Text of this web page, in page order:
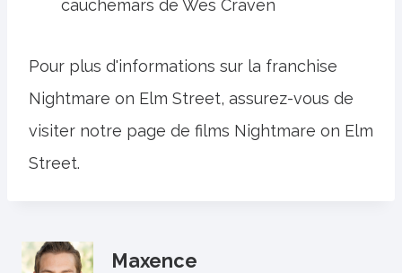
cauchemars de Wes Craven
Pour plus d'informations sur la franchise
Nightmare on Elm Street, assurez-vous de
visiter notre page de films Nightmare on Elm
Street.
Maxence